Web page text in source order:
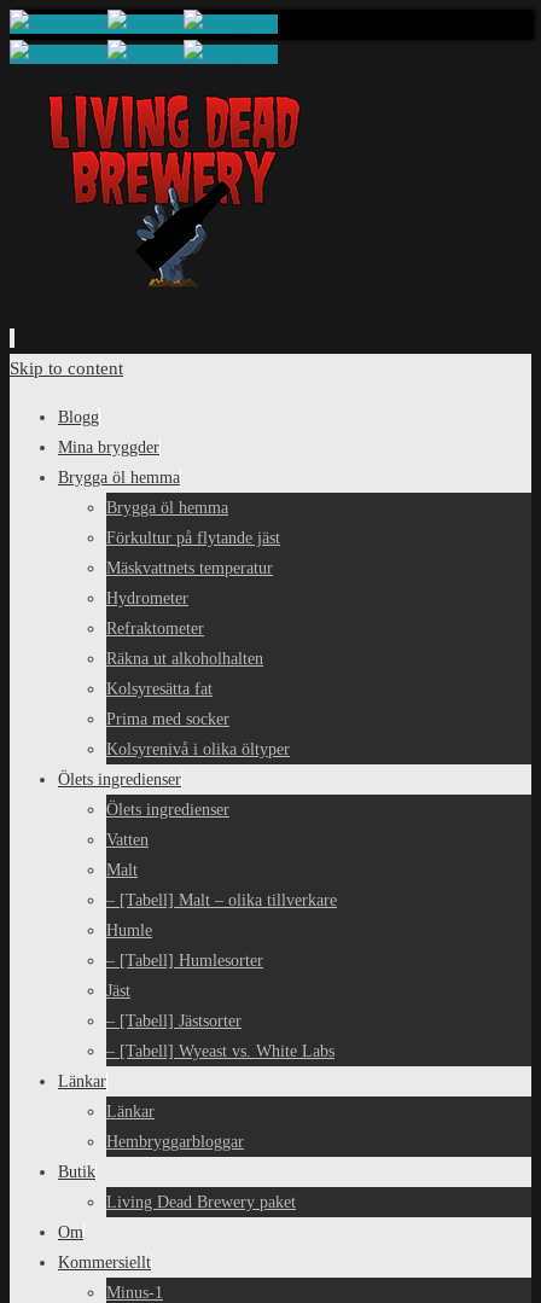
Skip to content
Blogg
Mina bryggder
Brygga öl hemma
Brygga öl hemma
Förkultur på flytande jäst
Mäskvattnets temperatur
Hydrometer
Refraktometer
Räkna ut alkoholhalten
Kolsyresätta fat
Prima med socker
Kolsyrenivå i olika öltyper
Ölets ingredienser
Ölets ingredienser
Vatten
Malt
– [Tabell] Malt – olika tillverkare
Humle
– [Tabell] Humlesorter
Jäst
– [Tabell] Jästsorter
– [Tabell] Wyeast vs. White Labs
Länkar
Länkar
Hembryggarbloggar
Butik
Living Dead Brewery paket
Om
Kommersiellt
Minus-1